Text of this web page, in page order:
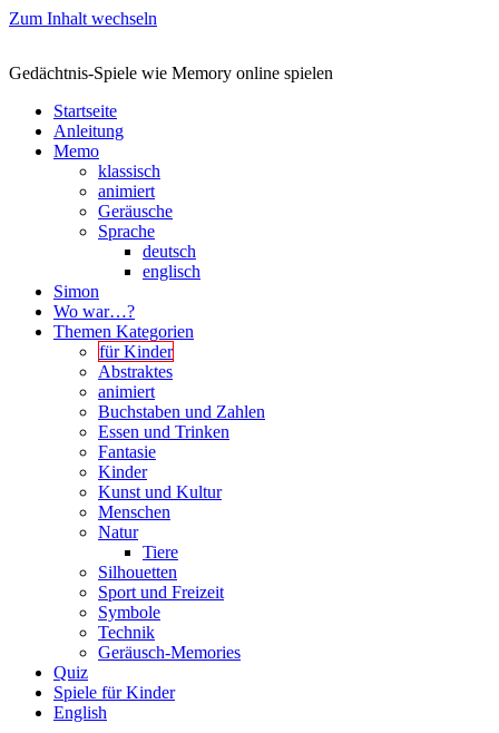
Zum Inhalt wechseln
Gedächtnis-Spiele wie Memory online spielen
Startseite
Anleitung
Memo
klassisch
animiert
Geräusche
Sprache
deutsch
englisch
Simon
Wo war…?
Themen Kategorien
für Kinder
Abstraktes
animiert
Buchstaben und Zahlen
Essen und Trinken
Fantasie
Kinder
Kunst und Kultur
Menschen
Natur
Tiere
Silhouetten
Sport und Freizeit
Symbole
Technik
Geräusch-Memories
Quiz
Spiele für Kinder
English